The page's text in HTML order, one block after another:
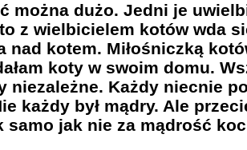
można dużo. Jedni je
z wielbicielem kotów wda
nad kotem. Miłośniczką
koty w swoim domu.
niezależne. Każdy niecnie
każdy był mądry. Ale
samo jak nie za mądrość